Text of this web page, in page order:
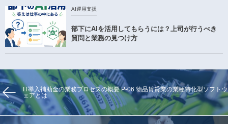
AI運用支援
部下にAIを活用してもらうには？上司が行うべき
質問と業務の見つけ方
IT導入補助金の業務プロセスの概要 P-06 物品賃貸業の業種特化型ソフトウ
ェアとは